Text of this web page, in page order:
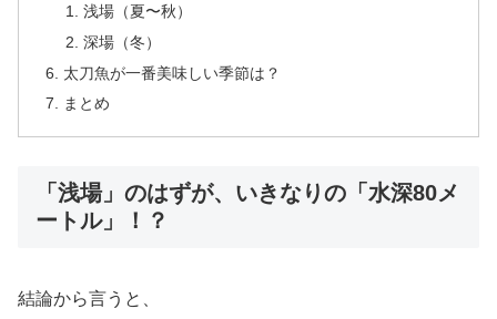
浅場（夏〜秋）
深場（冬）
太刀魚が一番美味しい季節は？
まとめ
「浅場」のはずが、いきなりの「水深80メ
ートル」！？
結論から言うと、